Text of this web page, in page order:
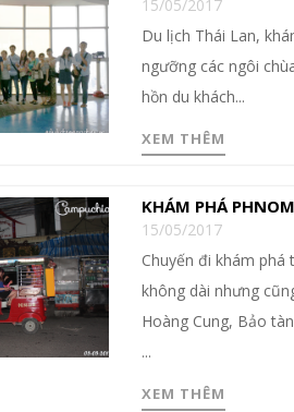
15/05/2017
Du lịch Thái Lan,
ngưỡng các ngôi
hồn du khách...
XEM THÊM
KHÁM PHÁ
15/05/2017
Chuyến đi khám
không dài nhưng
Hoàng Cung, Bảo
...
XEM THÊM